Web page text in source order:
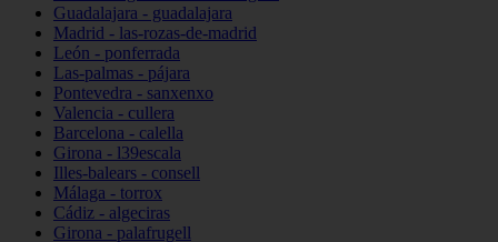
Guadalajara - guadalajara
Madrid - las-rozas-de-madrid
León - ponferrada
Las-palmas - pájara
Pontevedra - sanxenxo
Valencia - cullera
Barcelona - calella
Girona - l39escala
Illes-balears - consell
Málaga - torrox
Cádiz - algeciras
Girona - palafrugell